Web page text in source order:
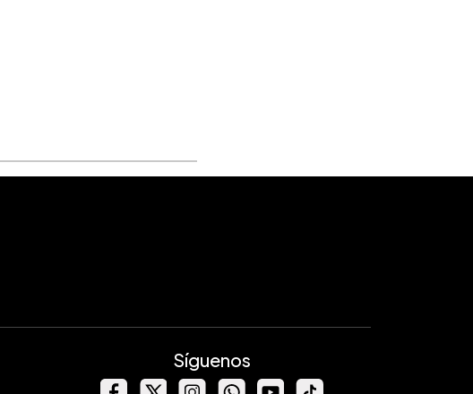
Síguenos